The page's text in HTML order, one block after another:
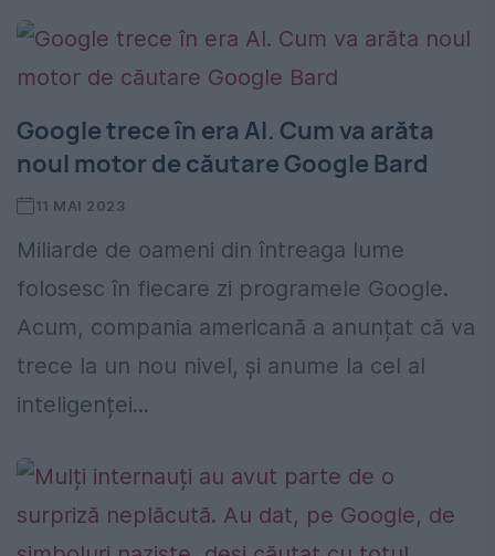
Google trece în era AI. Cum va arăta
noul motor de căutare Google Bard
11 MAI 2023
Miliarde de oameni din întreaga lume
folosesc în fiecare zi programele Google.
Acum, compania americană a anunțat că va
trece la un nou nivel, și anume la cel al
inteligenței...